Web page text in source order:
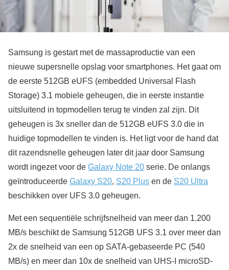
Samsung is gestart met de massaproductie van een
nieuwe supersnelle opslag voor smartphones. Het gaat om
de eerste 512GB eUFS (embedded Universal Flash
Storage) 3.1 mobiele geheugen, die in eerste instantie
uitsluitend in topmodellen terug te vinden zal zijn. Dit
geheugen is 3x sneller dan de 512GB eUFS 3.0 die in
huidige topmodellen te vinden is. Het ligt voor de hand dat
dit razendsnelle geheugen later dit jaar door Samsung
wordt ingezet voor de Galaxy Note 20 serie. De onlangs
geïntroduceerde Galaxy S20, S20 Plus en de S20 Ultra
beschikken over UFS 3.0 geheugen.
Met een sequentiële schrijfsnelheid van meer dan 1.200
MB/s beschikt de Samsung 512GB UFS 3.1 over meer dan
2x de snelheid van een op SATA-gebaseerde PC (540
MB/s) en meer dan 10x de snelheid van UHS-I microSD-